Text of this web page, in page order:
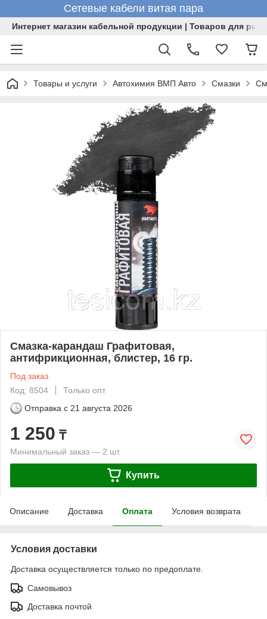
Сетевые кабели витая пара
Интернет магазин кабельной продукции | Товаров для
Товары и услуги Автохимия ВМП Авто Смазки
Смазка-карандаш Графитовая,
антифрикционная, блистер, 16 гр.
Под заказ
Код: 8504
Только опт
Отправка с 21 августа 2026
1 250 ₸
Минимальный заказ — 2 шт.
Купить
Описание Доставка Оплата Условия возврата
Условия доставки
Доставка осуществляется только по предоплате.
Самовывоз
Доставка почтой